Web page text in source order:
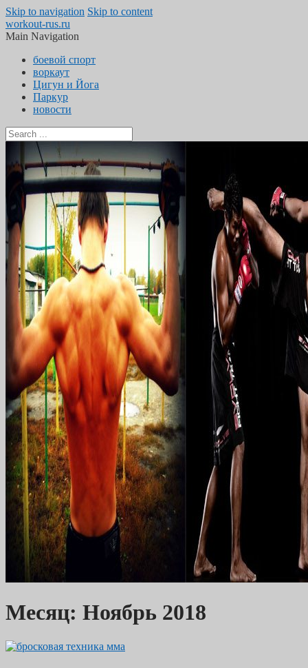
Skip to navigation Skip to content
workout-rus.ru
Main Navigation
боевой спорт
воркаут
Цигун и Йога
Паркур
новости
Месяц: Ноябрь 2018